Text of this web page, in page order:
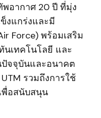
อากาศ 20 ปี ที่มุ่ง
งแกร่งและมี
Force) พร้อมเสริม
นเทคโนโลยี และ
จจุบันและอนาคต
รวมถึงการใช้
พื่อสนับสนุน